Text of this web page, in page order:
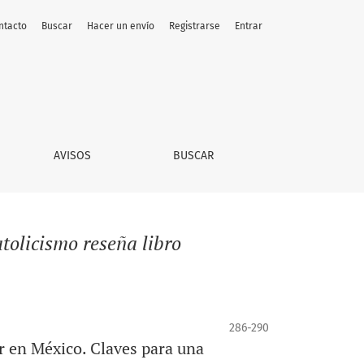
AVISOS BUSCAR
Buscar Hacer un envío Registrarse Entrar
reseña libro
286-290
México. Claves para una